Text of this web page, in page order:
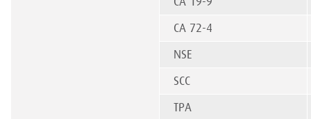
CA 72-4
NSE
SCC
TPA